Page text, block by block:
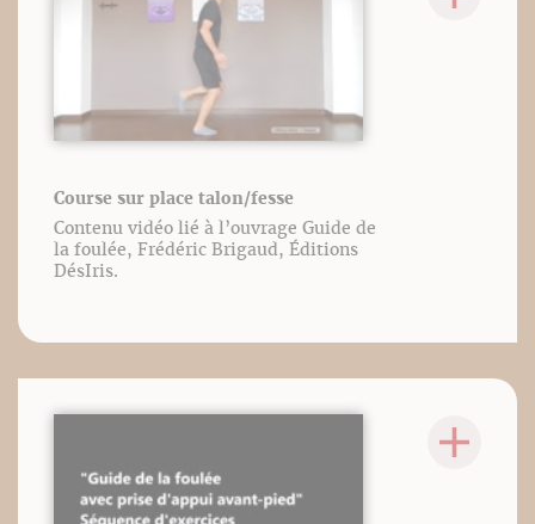
Course sur place talon/fesse
Contenu vidéo lié à l’ouvrage Guide de
la foulée, Frédéric Brigaud, Éditions
DésIris.